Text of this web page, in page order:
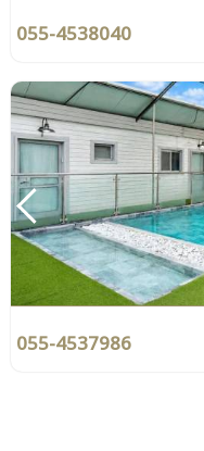
055-4538040
055-4537986